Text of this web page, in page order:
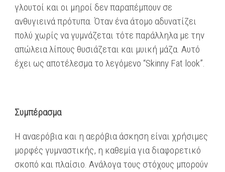
γλουτοί και οι μηροί δεν παραπέμπουν σε
ανθυγιεινά πρότυπα. Όταν ένα άτομο αδυνατίζει
πολύ χωρίς να γυμνάζεται τότε παράλληλα με την
απώλεια λίπους θυσιάζεται και μυική μάζα. Αυτό
έχει ως αποτέλεσμα το λεγόμενο “Skinny Fat look”.
Συμπέρασμα
Η αναερόβια και η αερόβια άσκηση είναι χρήσιμες
μορφές γυμναστικής, η καθεμία για διαφορετικό
σκοπό και πλαίσιο. Ανάλογα τους στόχους μπορούν